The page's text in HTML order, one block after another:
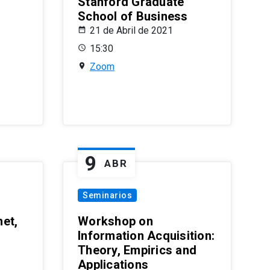
School of Business
21 de Abril de 2021
15:30
Zoom
9 ABR
Seminarios
Workshop on
Information Acquisition:
Theory, Empirics and
Applications